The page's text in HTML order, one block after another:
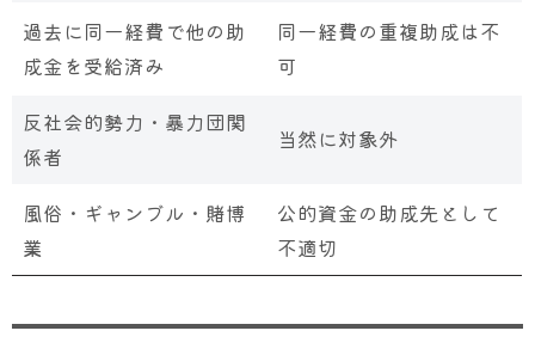
過去に同一経費で他の助
成金を受給済み
同一経費の重複助成は不
可
反社会的勢力・暴力団関
係者
当然に対象外
風俗・ギャンブル・賭博
業
公的資金の助成先として
不適切